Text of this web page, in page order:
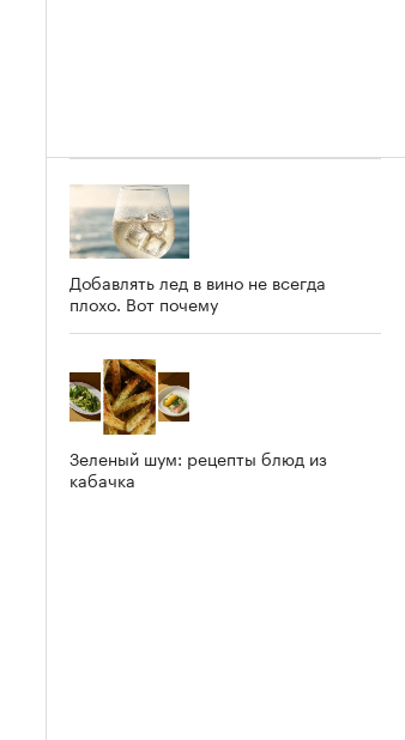
Добавлять лед в вино не всегда
плохо. Вот почему
Зеленый шум: рецепты блюд из
кабачка